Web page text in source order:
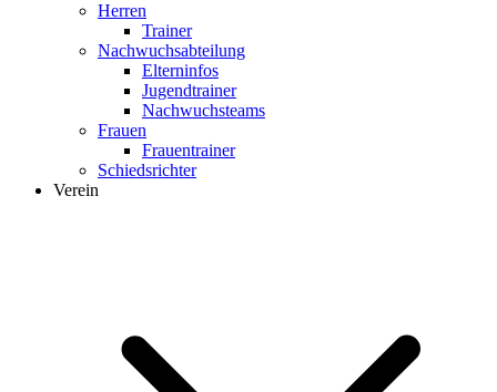
Herren
Trainer
Nachwuchsabteilung
Elterninfos
Jugendtrainer
Nachwuchsteams
Frauen
Frauentrainer
Schiedsrichter
Verein